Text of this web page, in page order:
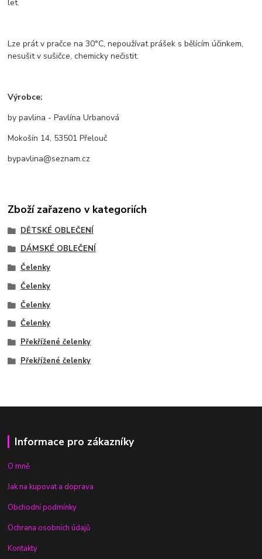
let.
Lze prát v pračce na 30°C, nepoužívat prášek s bělícím účinkem,
nesušit v sušičce, chemicky nečistit.
Výrobce:
by pavlina - Pavlína Urbanová
Mokošín 14, 53501 Přelouč
bypavlina@seznam.cz
Zboží zařazeno v kategoriích
DĚTSKÉ OBLEČENÍ
DÁMSKÉ OBLEČENÍ
Čelenky
Čelenky
Čelenky
Čelenky
Překřížené čelenky
Překřížené čelenky
Informace pro zákazníky
O mně
Jak na kupovat a doprava
Obchodní podmínky
Ochrana osobních údajů
Kontakty